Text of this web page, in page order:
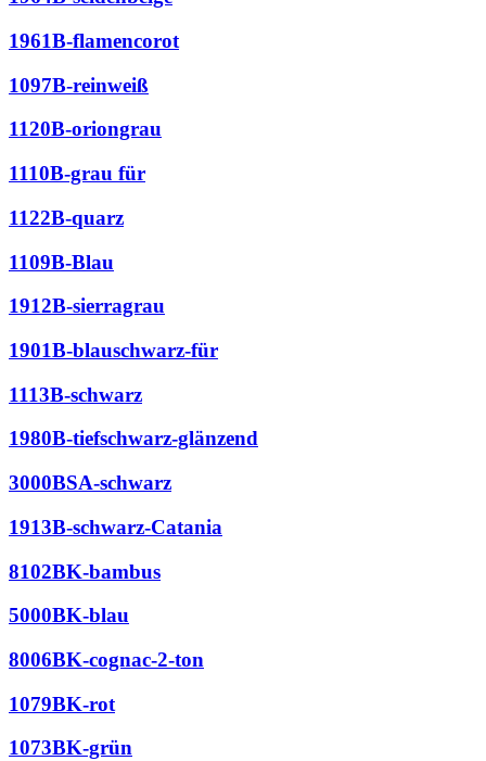
1961B-flamencorot
1097B-reinweiß
1120B-oriongrau
1110B-grau für
1122B-quarz
1109B-Blau
1912B-sierragrau
1901B-blauschwarz-für
1113B-schwarz
1980B-tiefschwarz-glänzend
3000BSA-schwarz
1913B-schwarz-Catania
8102BK-bambus
5000BK-blau
8006BK-cognac-2-ton
1079BK-rot
1073BK-grün